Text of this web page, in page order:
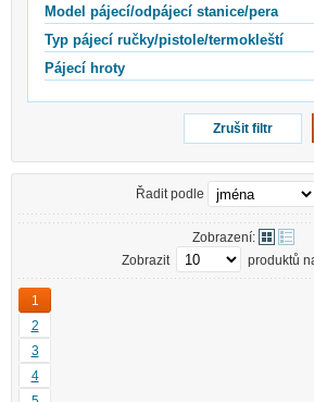
Model pájecí/odpájecí stanice/pera
Typ pájecí ručky/pistole/termokleští
Pájecí hroty
Zrušit filtr
Řadit podle
Zobrazení:
Zobrazit
produktů
1
2
3
4